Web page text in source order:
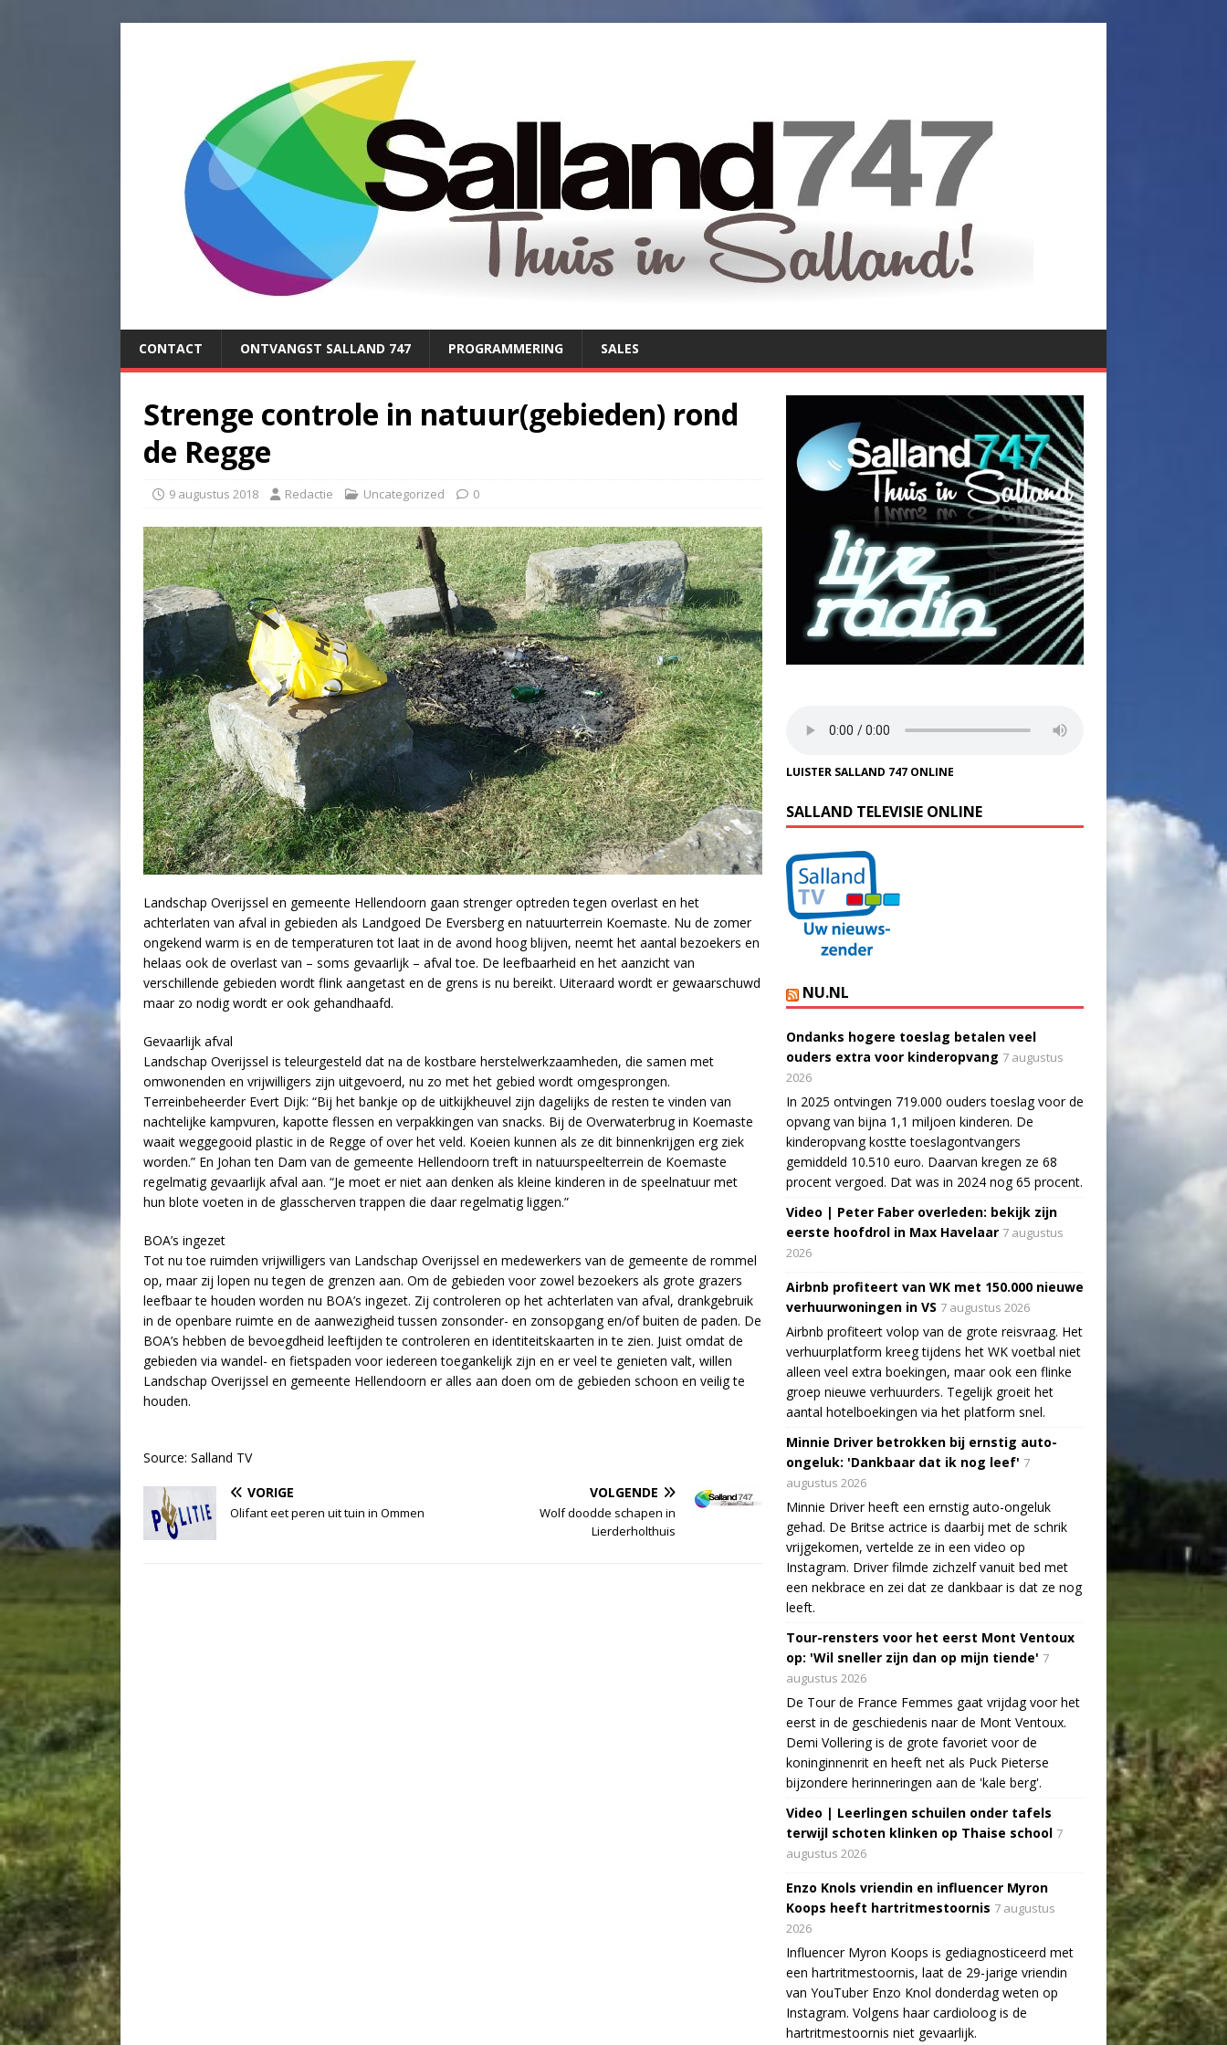
CONTACT ONTVANGST SALLAND 747 PROGRAMMERING SALES
Strenge controle in natuur(gebieden) rond
de Regge
9 augustus 2018 Redactie Uncategorized 0
Landschap Overijssel en gemeente Hellendoorn gaan strenger optreden tegen overlast en het
achterlaten van afval in gebieden als Landgoed De Eversberg en natuurterrein Koemaste. Nu de zomer
ongekend warm is en de temperaturen tot laat in de avond hoog blijven, neemt het aantal bezoekers en
helaas ook de overlast van – soms gevaarlijk – afval toe. De leefbaarheid en het aanzicht van
verschillende gebieden wordt flink aangetast en de grens is nu bereikt. Uiteraard wordt er gewaarschuwd
maar zo nodig wordt er ook gehandhaafd.
Gevaarlijk afval
Landschap Overijssel is teleurgesteld dat na de kostbare herstelwerkzaamheden, die samen met
omwonenden en vrijwilligers zijn uitgevoerd, nu zo met het gebied wordt omgesprongen.
Terreinbeheerder Evert Dijk: “Bij het bankje op de uitkijkheuvel zijn dagelijks de resten te vinden van
nachtelijke kampvuren, kapotte flessen en verpakkingen van snacks. Bij de Overwaterbrug in Koemaste
waait weggegooid plastic in de Regge of over het veld. Koeien kunnen als ze dit binnenkrijgen erg ziek
worden.” En Johan ten Dam van de gemeente Hellendoorn treft in natuurspeelterrein de Koemaste
regelmatig gevaarlijk afval aan. “Je moet er niet aan denken als kleine kinderen in de speelnatuur met
hun blote voeten in de glasscherven trappen die daar regelmatig liggen.”
BOA’s ingezet
Tot nu toe ruimden vrijwilligers van Landschap Overijssel en medewerkers van de gemeente de rommel
op, maar zij lopen nu tegen de grenzen aan. Om de gebieden voor zowel bezoekers als grote grazers
leefbaar te houden worden nu BOA’s ingezet. Zij controleren op het achterlaten van afval, drankgebruik
in de openbare ruimte en de aanwezigheid tussen zonsonder- en zonsopgang en/of buiten de paden. De
BOA’s hebben de bevoegdheid leeftijden te controleren en identiteitskaarten in te zien. Juist omdat de
gebieden via wandel- en fietspaden voor iedereen toegankelijk zijn en er veel te genieten valt, willen
Landschap Overijssel en gemeente Hellendoorn er alles aan doen om de gebieden schoon en veilig te
houden.
Source: Salland TV
VORIGE
Olifant eet peren uit tuin in Ommen
VOLGENDE
Wolf doodde schapen in
Lierderholthuis
LUISTER SALLAND 747 ONLINE
SALLAND TELEVISIE ONLINE
NU.NL
Ondanks hogere toeslag betalen veel
ouders extra voor kinderopvang 7 augustus
2026
In 2025 ontvingen 719.000 ouders toeslag voor de
opvang van bijna 1,1 miljoen kinderen. De
kinderopvang kostte toeslagontvangers
gemiddeld 10.510 euro. Daarvan kregen ze 68
procent vergoed. Dat was in 2024 nog 65 procent.
Video | Peter Faber overleden: bekijk zijn
eerste hoofdrol in Max Havelaar 7 augustus
2026
Airbnb profiteert van WK met 150.000 nieuwe
verhuurwoningen in VS 7 augustus 2026
Airbnb profiteert volop van de grote reisvraag. Het
verhuurplatform kreeg tijdens het WK voetbal niet
alleen veel extra boekingen, maar ook een flinke
groep nieuwe verhuurders. Tegelijk groeit het
aantal hotelboekingen via het platform snel.
Minnie Driver betrokken bij ernstig auto-
ongeluk: 'Dankbaar dat ik nog leef' 7
augustus 2026
Minnie Driver heeft een ernstig auto-ongeluk
gehad. De Britse actrice is daarbij met de schrik
vrijgekomen, vertelde ze in een video op
Instagram. Driver filmde zichzelf vanuit bed met
een nekbrace en zei dat ze dankbaar is dat ze nog
leeft.
Tour-rensters voor het eerst Mont Ventoux
op: 'Wil sneller zijn dan op mijn tiende' 7
augustus 2026
De Tour de France Femmes gaat vrijdag voor het
eerst in de geschiedenis naar de Mont Ventoux.
Demi Vollering is de grote favoriet voor de
koninginnenrit en heeft net als Puck Pieterse
bijzondere herinneringen aan de 'kale berg'.
Video | Leerlingen schuilen onder tafels
terwijl schoten klinken op Thaise school 7
augustus 2026
Enzo Knols vriendin en influencer Myron
Koops heeft hartritmestoornis 7 augustus
2026
Influencer Myron Koops is gediagnosticeerd met
een hartritmestoornis, laat de 29-jarige vriendin
van YouTuber Enzo Knol donderdag weten op
Instagram. Volgens haar cardioloog is de
hartritmestoornis niet gevaarlijk.